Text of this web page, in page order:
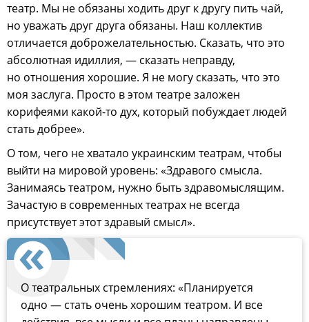
театр. Мы не обязаны ходить друг к другу пить чай,
но уважать друг друга обязаны. Наш коллектив
отличается доброжелательностью. Сказать, что это
абсолютная идиллия, — сказать неправду,
но отношения хорошие. Я не могу сказать, что это
моя заслуга. Просто в этом театре заложен
корифеями какой-то дух, который побуждает людей
стать добрее».
О том, чего не хватало украинским театрам, чтобы
выйти на мировой уровень: «Здравого смысла.
Занимаясь театром, нужно быть здравомыслящим.
Зачастую в современных театрах не всегда
присутствует этот здравый смысл».
О театральных стремлениях: «Планируется
одно — стать очень хорошим театром. И все